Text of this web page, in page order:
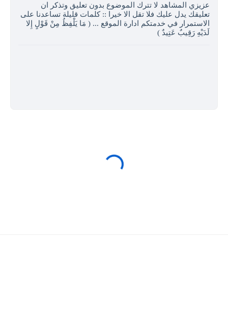
عزيزي المشاهد لا تترك الموضوع بدون تعليق وتذكر ان
تعليقك يدل عليك فلا تقل الا خيرا :: كلمات قليلة تساعدنا على
الاستمرار في خدمتكم ادارة الموقع ... ( مَا يَلْفِظُ مِنْ قَوْلٍ إِلا
لَدَيْهِ رَقِيبٌ عَتِيدٌ )